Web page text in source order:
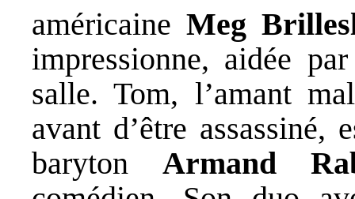
américaineMeg
impressionne, aidée
salle. Tom, l’amant
avant d’être assassiné,
baryton Armand